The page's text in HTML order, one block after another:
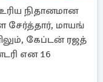
நிதானமான
மாயங்
கேப்டன் ரஜத்
என 16